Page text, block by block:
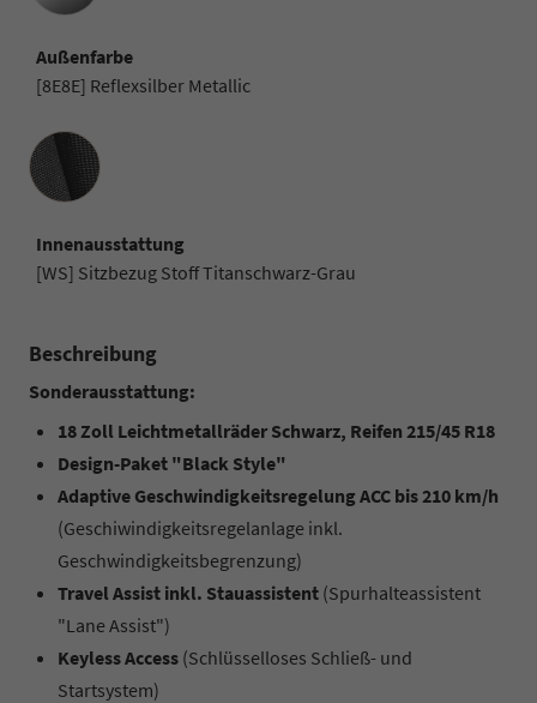
Außenfarbe
[8E8E] Reflexsilber Metallic
Innenausstattung
Innenausstattung
[WS] Sitzbezug Stoff Titanschwarz-Grau
Beschreibung
Sonderausstattung:
18 Zoll Leichtmetallräder Schwarz, Reifen 215/45 R18
Design-Paket "Black Style"
Adaptive Geschwindigkeitsregelung ACC bis 210 km/h
(Geschiwindigkeitsregelanlage inkl.
Geschwindigkeitsbegrenzung)
Travel Assist inkl. Stauassistent (Spurhalteassistent
"Lane Assist")
Keyless Access (Schlüsselloses Schließ- und
Startsystem)